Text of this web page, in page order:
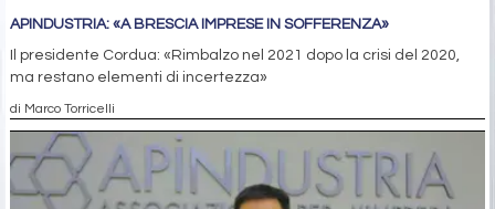
APINDUSTRIA: «A BRESCIA IMPRESE IN SOFFERENZA»
Il presidente Cordua: «Rimbalzo nel 2021 dopo la crisi del 2020,
ma restano elementi di incertezza»
di Marco Torricelli